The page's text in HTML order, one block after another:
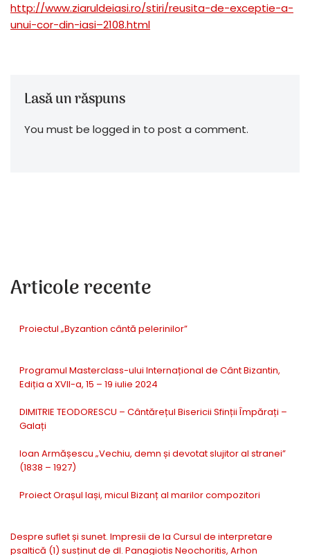
http://www.ziaruldeiasi.ro/stiri/reusita-de-exceptie-a-
unui-cor-din-iasi–2108.html
Lasă un răspuns
You must be logged in to post a comment.
Articole recente
Proiectul „Byzantion cântă pelerinilor”
Programul Masterclass-ului Internațional de Cânt Bizantin,
Ediția a XVII-a, 15 – 19 iulie 2024
DIMITRIE TEODORESCU – Cântărețul Bisericii Sfinții Împărați –
Galați
Ioan Armășescu „Vechiu, demn și devotat slujitor al stranei”
(1838 – 1927)
Proiect Orașul Iași, micul Bizanț al marilor compozitori
Despre suflet și sunet. Impresii de la Cursul de interpretare
psaltică (1) susținut de dl. Panagiotis Neochoritis, Arhon